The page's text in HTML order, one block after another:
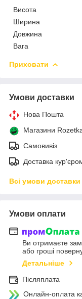
Висота
Ширина
Довжина
Вага
Приховати
Умови доставки
Нова Пошта
Магазини
Самовивіз
Доставка
Всі умови доставки
Умови оплати
Ви отримаєте
або гроші
Детальніше
Післяплата
Онлайн-оплата